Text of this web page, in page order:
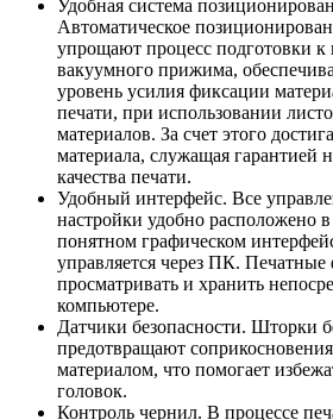
Удобная система
Автоматическое
упрощают процесс подготовки к
вакуумного прижима,
уровень усилия фиксации
печати, при использовании
материалов. За счет этого
материала, служащая гарантией
качества печати.
Удобный интерфейс. Все
настройки удобно расположено
понятном графическом
управляется через ПК.
просматривать и хранить
компьютере.
Датчики безопасности. Шторки
предотвращают
материалом, что помогает
головок.
Контроль чернил. В процессе